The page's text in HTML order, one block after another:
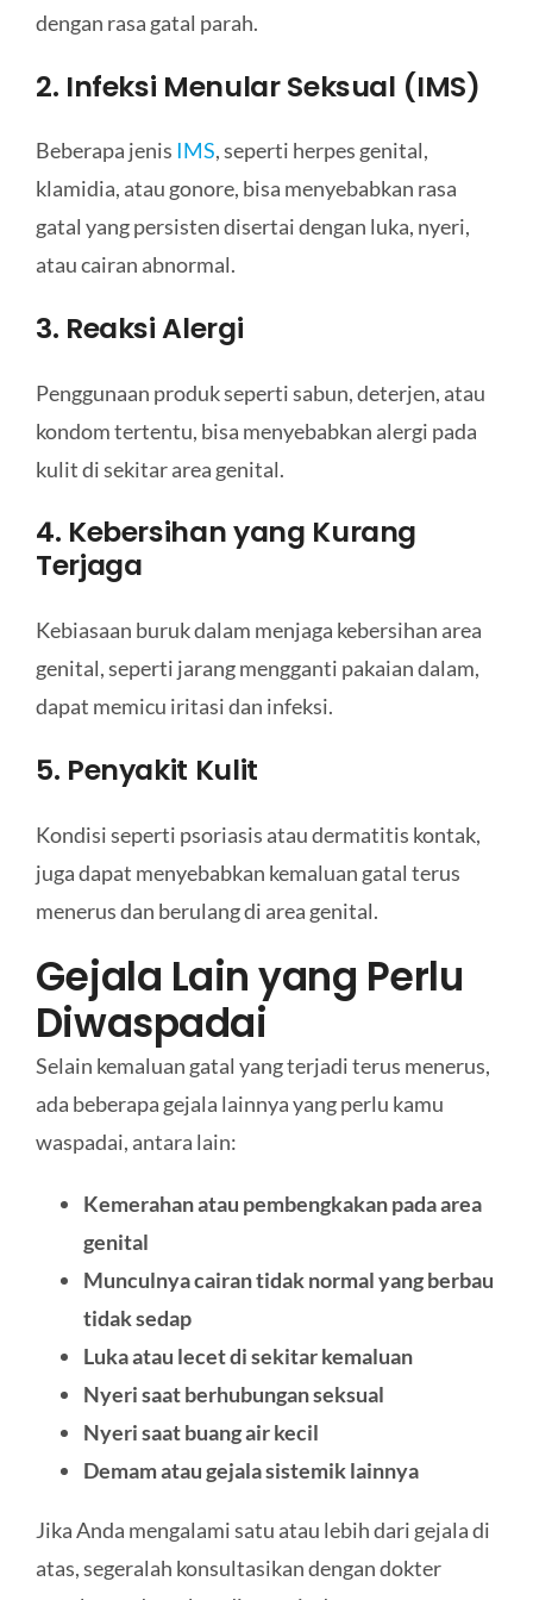
dengan rasa gatal parah.
2. Infeksi Menular Seksual (IMS)
Beberapa jenis IMS, seperti herpes genital,
klamidia, atau gonore, bisa menyebabkan rasa
gatal yang persisten disertai dengan luka, nyeri,
atau cairan abnormal.
3. Reaksi Alergi
Penggunaan produk seperti sabun, deterjen, atau
kondom tertentu, bisa menyebabkan alergi pada
kulit di sekitar area genital.
4. Kebersihan yang Kurang
Terjaga
Kebiasaan buruk dalam menjaga kebersihan area
genital, seperti jarang mengganti pakaian dalam,
dapat memicu iritasi dan infeksi.
5. Penyakit Kulit
Kondisi seperti psoriasis atau dermatitis kontak,
juga dapat menyebabkan kemaluan gatal terus
menerus dan berulang di area genital.
Gejala Lain yang Perlu
Diwaspadai
Selain kemaluan gatal yang terjadi terus menerus,
ada beberapa gejala lainnya yang perlu kamu
waspadai, antara lain:
Kemerahan atau pembengkakan pada area
genital
Munculnya cairan tidak normal yang berbau
tidak sedap
Luka atau lecet di sekitar kemaluan
Nyeri saat berhubungan seksual
Nyeri saat buang air kecil
Demam atau gejala sistemik lainnya
Jika Anda mengalami satu atau lebih dari gejala di
atas, segeralah konsultasikan dengan dokter